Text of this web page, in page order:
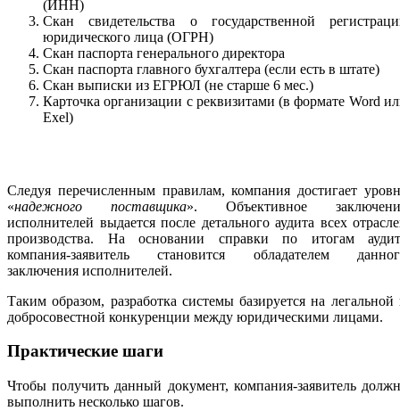
(ИНН)
Скан свидетельства о государственной
юридического лица (ОГРН)
Скан паспорта генерального директора
Скан паспорта главного бухгалтера (если есть в штате)
Скан выписки из ЕГРЮЛ (не старше 6 мес.)
Карточка организации с реквизитами (в формате Word
Exel)
Следуя перечисленным правилам, компания достигает
«надежного поставщика». Объективное
исполнителей выдается после детального аудита всех
производства. На основании справки по итогам
компания-заявитель становится обладателем
заключения исполнителей.
Таким образом, разработка системы базируется на легальной
добросовестной конкуренции между юридическими лицами.
Практические шаги
Чтобы получить данный документ, компания-заявитель
выполнить несколько шагов.